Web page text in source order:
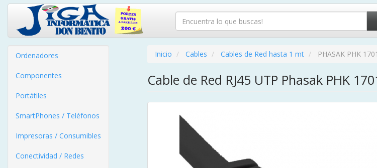
Ordenadores
Componentes
Portátiles
SmartPhones / Teléfonos
Impresoras / Consumibles
Conectividad / Redes
Inicio Cables Cables de Red hasta 1 mt PHASAK PHK 1701
Cable de Red RJ45 UTP Phasak PHK